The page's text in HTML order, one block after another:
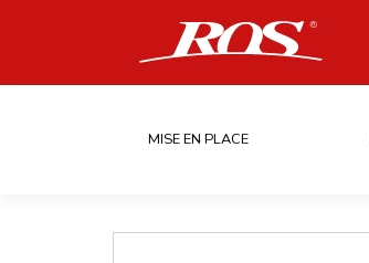
MISE EN PLACE